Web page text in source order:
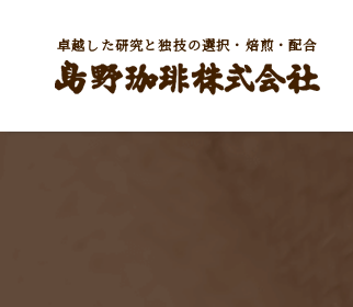
卓越した研究と独技の選択・焙煎・配合